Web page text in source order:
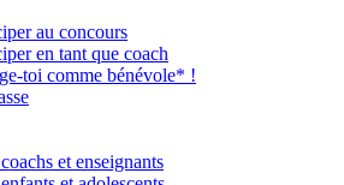
au concours
en tant que coach
toi comme bénévole* !
et enseignants